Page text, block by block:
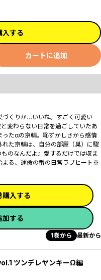
入する
カートに追加
づくりか…いいね。すごく可愛い
変わらない日常を過ごしていたあ
たαの京輔。恥ずかしさから感情
た京輔は、自分の部屋（巣）に駿
のなんだよ』愛するだけでは収ま
まる、運命の番の日常ラブヒート※
購入する
加する
1巻から 最新から
ツンデレヤンキーΩ編